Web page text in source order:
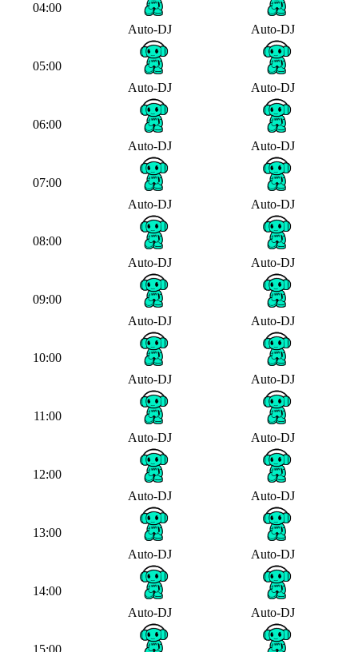
04:00
Auto-DJ
Auto-DJ
05:00
Auto-DJ
Auto-DJ
06:00
Auto-DJ
Auto-DJ
07:00
Auto-DJ
Auto-DJ
08:00
Auto-DJ
Auto-DJ
09:00
Auto-DJ
Auto-DJ
10:00
Auto-DJ
Auto-DJ
11:00
Auto-DJ
Auto-DJ
12:00
Auto-DJ
Auto-DJ
13:00
Auto-DJ
Auto-DJ
14:00
Auto-DJ
Auto-DJ
15:00